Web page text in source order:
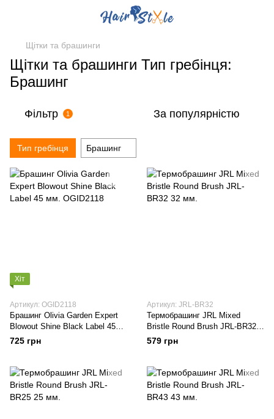
Щітки та брашинги
Щітки та брашинги Тип гребінця:
Брашинг
Фільтр 1 За популярністю
Тип гребінця Брашинг
Хіт
Артикул: OGID2118
Брашинг Оlivia Garden Expert
Blowout Shine Black Label 45
мм. OGID2118
725 грн
Артикул: JRL-BR32
Термобрашинг JRL Mixed
Bristle Round Brush JRL-BR32
32 мм.
579 грн